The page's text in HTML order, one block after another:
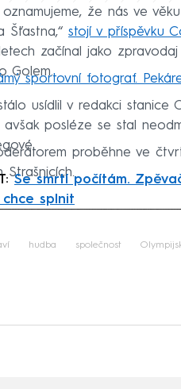
oznamujeme, že nás ve
Šťastna,“ stojí v příspěvku
začínal jako
Golem.
sportovní fotograf.
usídlil v redakci stanice
avšak posléze se stal
proběhne ve
Strašnicích.
Se smrtí počítám.
splnit
hudba společnost